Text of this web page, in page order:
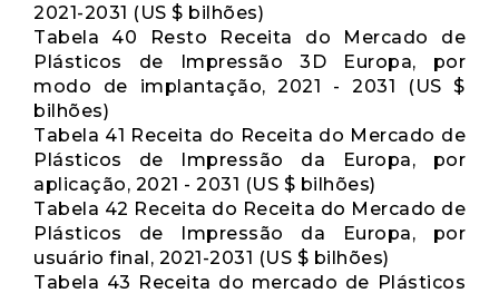
2021-2031 (US $ bilhões)
Tabela 40 Resto Receita do Mercado de
Plásticos de Impressão 3D Europa, por
modo de implantação, 2021 - 2031 (US $
bilhões)
Tabela 41 Receita do Receita do Mercado de
Plásticos de Impressão da Europa, por
aplicação, 2021 - 2031 (US $ bilhões)
Tabela 42 Receita do Receita do Mercado de
Plásticos de Impressão da Europa, por
usuário final, 2021-2031 (US $ bilhões)
Tabela 43 Receita do mercado de Plásticos